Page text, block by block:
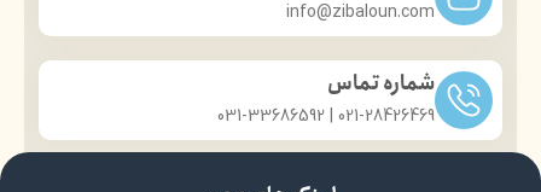
info@zibaloun.com
شماره تماس
021-28426469 | 031-33686592